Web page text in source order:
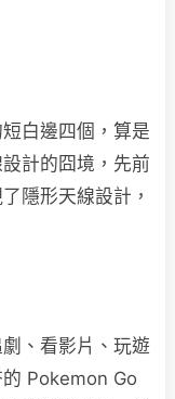
白邊四個，算是
計的囧境，先前
隱形天線設計，
、看影片、玩遊
Pokemon Go